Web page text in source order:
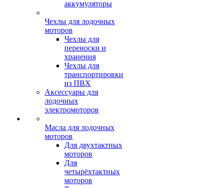
аккумуляторы
Чехлы для лодочных
моторов
Чехлы для
переноски и
хранения
Чехлы для
транспортировки
из ПВХ
Аксессуары для
лодочных
электромоторов
Масла для лодочных
моторов
Для двухтактных
моторов
Для
четырёхтактных
моторов